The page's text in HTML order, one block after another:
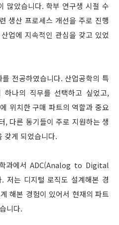
았습니다. 학부 연구생 시절 수
생산 프로세스 개선을 주로 진행
업에 지속적인 관심을 갖고 있었
전공하였습니다. 산업공학의 특
나의 직무를 선택하고 싶었고,
위치한 구매 파트의 역할과 중요
, 다른 동기들이 주로 지원하는 생
갖게 되었습니다.
과에서 ADC(Analog to Digital
저는 디지털 로직도 설계해본 경
해본 경험이 있어서 현재의 파트
니다.